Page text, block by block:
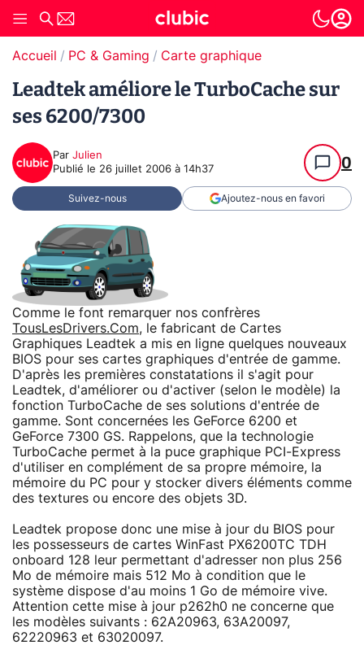
Accueil PC & Gaming Carte graphique
Leadtek améliore le TurboCache sur
ses 6200/7300
Par Julien
Publié le 26 juillet 2006 à 14h37 0
Suivez-nous Ajoutez-nous en favori
Comme le font remarquer nos confrères
TousLesDrivers.Com, le fabricant de Cartes
Graphiques Leadtek a mis en ligne quelques nouveaux
BIOS pour ses cartes graphiques d'entrée de gamme.
D'après les premières constatations il s'agit pour
Leadtek, d'améliorer ou d'activer (selon le modèle) la
fonction TurboCache de ses solutions d'entrée de
gamme. Sont concernées les GeForce 6200 et
GeForce 7300 GS. Rappelons, que la technologie
TurboCache permet à la puce graphique PCI-Express
d'utiliser en complément de sa propre mémoire, la
mémoire du PC pour y stocker divers éléments comme
des textures ou encore des objets 3D.
Leadtek propose donc une mise à jour du BIOS pour
les possesseurs de cartes WinFast PX6200TC TDH
onboard 128 leur permettant d'adresser non plus 256
Mo de mémoire mais 512 Mo à condition que le
système dispose d'au moins 1 Go de mémoire vive.
Attention cette mise à jour p262h0 ne concerne que
les modèles suivants : 62A20963, 63A20097,
62220963 et 63020097.